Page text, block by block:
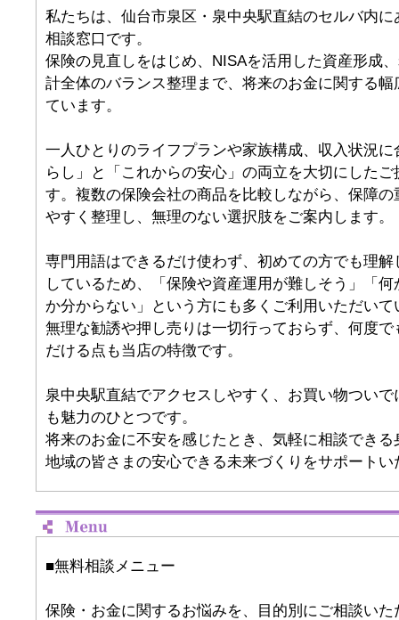
私たちは、仙台市泉区・泉中央駅直結のセルバ内
相談窓口です。
保険の見直しをはじめ、NISAを活用した資産形成
計全体のバランス整理まで、将来のお金に関する
ています。
一人ひとりのライフプランや家族構成、収入状況
らし」と「これからの安心」の両立を大切にした
す。複数の保険会社の商品を比較しながら、保障
やすく整理し、無理のない選択肢をご案内します。
専門用語はできるだけ使わず、初めての方でも理
しているため、「保険や資産運用が難しそう」「
か分からない」という方にも多くご利用いただいて
無理な勧誘や押し売りは一切行っておらず、何度
だける点も当店の特徴です。
泉中央駅直結でアクセスしやすく、お買い物つい
も魅力のひとつです。
将来のお金に不安を感じたとき、気軽に相談でき
地域の皆さまの安心できる未来づくりをサポートい
■無料相談メニュー
保険・お金に関するお悩みを、目的別にご相談いた